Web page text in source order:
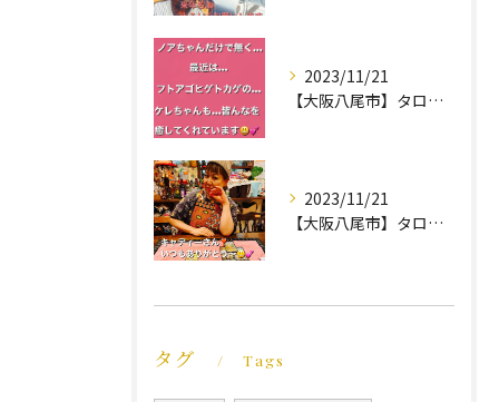
2023/11/21
【大阪八尾市】タロット占い教室｜ケレちゃん｜ほんわか笑福占い☆久笑
2023/11/21
【大阪八尾市】タロット占い教室｜イベント｜地球館｜ほんわか笑福占い☆久笑
タグ Tags